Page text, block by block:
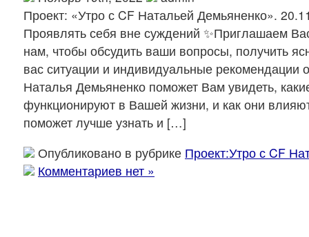
Проект: «Утро с CF Натальей Демьяненко».
Проявлять себя вне суждений ✨Приглашаем
нам, чтобы обсудить ваши вопросы, получить
вас ситуации и индивидуальные рекомендации
Наталья Демьяненко поможет Вам увидеть,
функционируют в Вашей жизни, и как они
поможет лучше узнать и […]
Опубликовано в рубрике Проект:Утро с CF
Комментариев нет »